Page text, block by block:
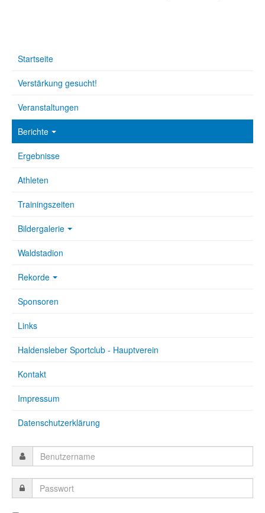
Startseite
Verstärkung gesucht!
Veranstaltungen
Berichte
Ergebnisse
Athleten
Trainingszeiten
Bildergalerie
Waldstadion
Rekorde
Sponsoren
Links
Haldensleber Sportclub - Hauptverein
Kontakt
Impressum
Datenschutzerklärung